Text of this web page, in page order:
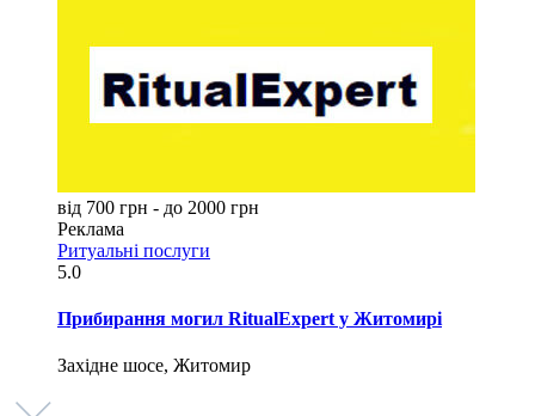
від 700 грн - до 2000 грн
Реклама
Ритуальні послуги
5.0
Прибирання могил RitualExpert у Житомирі
Західне шосе, Житомир